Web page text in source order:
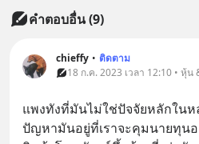
คำตอบอื่น(9)
chieffy • ติดตาม
18 ก.ค. 2023 เวลา 12:10 • หุ้น
แพงทังที่มันไม่ใช่ปัจจัยหลักในห
ปัญหามันอยู่ที่เราจะคุมนายทุน